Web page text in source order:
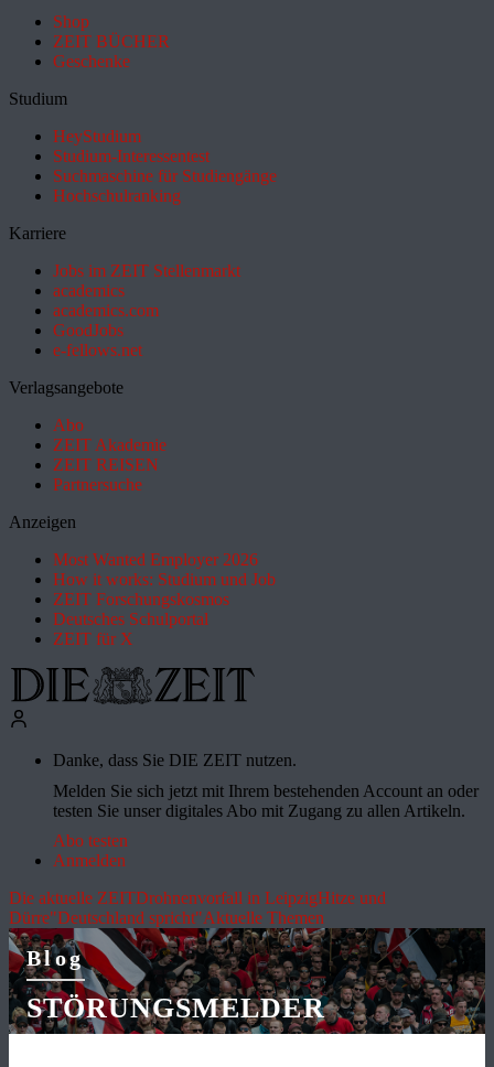
Shop
ZEIT BÜCHER
Geschenke
Studium
HeyStudium
Studium-Interessentest
Suchmaschine für Studiengänge
Hochschulranking
Karriere
Jobs im ZEIT Stellenmarkt
academics
academics.com
GoodJobs
e-fellows.net
Verlagsangebote
Abo
ZEIT Akademie
ZEIT REISEN
Partnersuche
Anzeigen
Most Wanted Employer 2026
How it works: Studium und Job
ZEIT Forschungskosmos
Deutsches Schulportal
ZEIT für X
Danke, dass Sie DIE ZEIT nutzen.
Melden Sie sich jetzt mit Ihrem bestehenden Account an oder
testen Sie unser digitales Abo mit Zugang zu allen Artikeln.
Abo testen
Anmelden
Die aktuelle ZEITDrohnenvorfall in LeipzigHitze und
Dürre"Deutschland spricht"Aktuelle Themen
Blog
STÖRUNGSMELDER